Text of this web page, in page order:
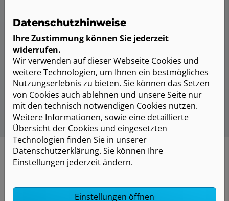
Zunächst wird der Förderantrag eingereicht. Nach
der Bewilligung sind die Fördermittel für Ihr
Vorhaben bis zu 36 Monate reserviert.
Anschließend kann die Heizungsmodernisierung
durchgeführt werden. Nach Abschluss der Arbeiten
und Einreichung des Verwendungsnachweises
erfolgt die Auszahlung der Fördermittel.
Ihre mögliche Förderhöhe
Datenschutzhinweise
Ihre Zustimmung können Sie jederzeit
widerrufen.
Wir verwenden auf dieser Webseite Cookies und
weitere Technologien, um Ihnen ein bestmögliches
Nutzungserlebnis zu bieten. Sie können das Setzen
von Cookies auch ablehnen und unsere Seite nur
mit den technisch notwendigen Cookies nutzen.
Weitere Informationen, sowie eine detaillierte
Übersicht der Cookies und eingesetzten
Technologien finden Sie in unserer
Datenschutzerklärung. Sie können Ihre
Einstellungen jederzeit ändern.
Einstellungen öffnen